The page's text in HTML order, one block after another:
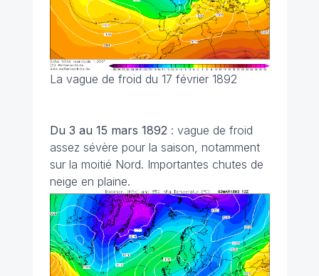
La vague de froid du 17 février 1892
Du 3 au 15 mars 1892 : vague de froid
assez sévère pour la saison, notamment
sur la moitié Nord. Importantes chutes de
neige en plaine.